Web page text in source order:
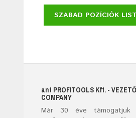
SZABAD POZÍCIÓK
ant PROFITOOLS Kft. -
COMPANY
Már 30éve támogatjuk